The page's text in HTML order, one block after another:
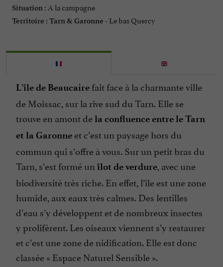
Situation : A la campagne
Territoire : Tarn & Garonne - Le bas Quercy
L'île de Beaucaire fait face à la charmante ville
de Moissac, sur la rive sud du Tarn. Elle se
trouve en amont dela confluence entre le Tarn
et la Garonne et c’est un paysage hors du
commun qui s’offre à vous. Sur un petit bras du
Tarn, s’est formé un îlot de verdure, avec une
biodiversité très riche. En effet, l’île est une zone
humide, aux eaux très calmes. Des lentilles
d’eau s’y développent et de nombreux insectes
y prolifèrent. Les oiseaux viennent s’y restaurer
et c’est une zone de nidification. Elle est donc
classée « Espace Naturel Sensible ».